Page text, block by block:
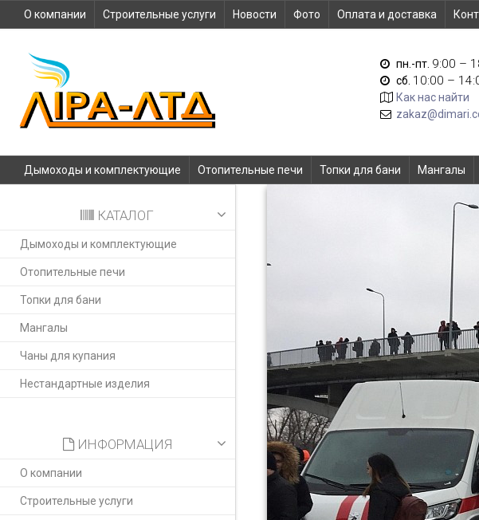
О компании Строительные услуги Новости Фото Оплата и доставка
пн.-пт. 9:00 –
сб. 10:00 –
Как нас найти
Дымоходы и комплектующие Отопительные печи Топки для бани Мангалы
КАТАЛОГ
Дымоходы и комплектующие
Отопительные печи
Топки для бани
Мангалы
Чаны для купания
Нестандартные изделия
ИНФОРМАЦИЯ
О компании
Строительные услуги